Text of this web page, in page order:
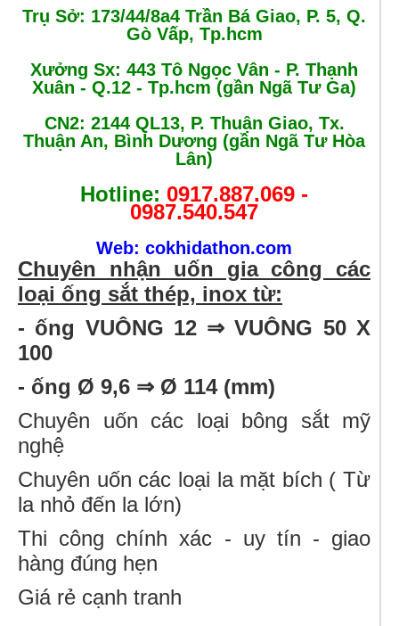
Trụ Sở: 173/44/8a4 Trần Bá Giao, P. 5, Q.
Gò Vấp, Tp.hcm
Xưởng Sx: 443 Tô Ngọc Vân - P. Thạnh
Xuân - Q.12 - Tp.hcm (gần Ngã Tư Ga)
CN2: 2144 QL13, P. Thuận Giao, Tx.
Thuận An, Bình Dương (gần Ngã Tư Hòa
Lân)
Hotline: 0917.887.069 -
0987.540.547
Web: cokhidathon.com
Chuyên nhận uốn gia công các
loại ống sắt thép, inox từ:
- ống VUÔNG 12 ⇒ VUÔNG 50 X
100
- ống Ø 9,6 ⇒ Ø 114 (mm)
Chuyên uốn các loại bông sắt mỹ
nghệ
Chuyên uốn các loại la mặt bích ( Từ
la nhỏ đến la lớn)
Thi công chính xác - uy tín - giao
hàng đúng hẹn
Giá rẻ cạnh tranh